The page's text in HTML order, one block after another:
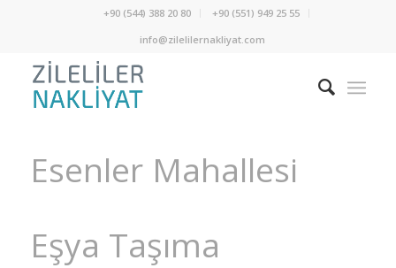
+90 (544) 388 20 80
+90 (551) 949 25 55
info@zilelilernakliyat.com
Esenler Mahallesi
Eşya Taşıma